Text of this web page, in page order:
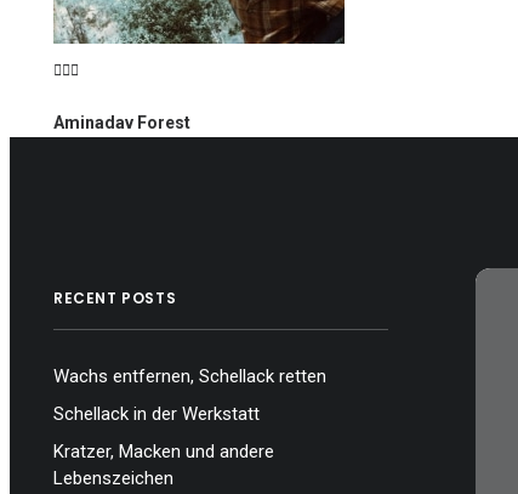
Aminadav Forest
RECENT POSTS
Wachs entfernen, Schellack retten
Schellack in der Werkstatt
Kratzer, Macken und andere
Lebenszeichen